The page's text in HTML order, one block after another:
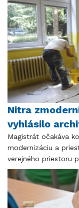
Nitra
vyhlásilo
Magistrát očakáva
modernizáciu a
verejného priestoru